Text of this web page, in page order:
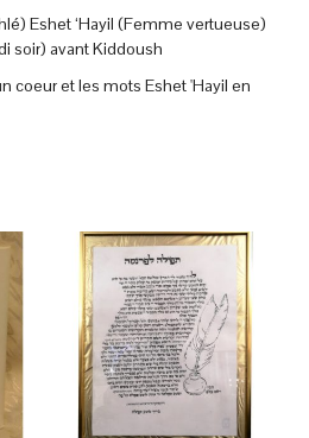
Eshet ‘Hayil (Femme vertueuse)
soir) avant Kiddoush.
coeur et les mots Eshet 'Hayil en